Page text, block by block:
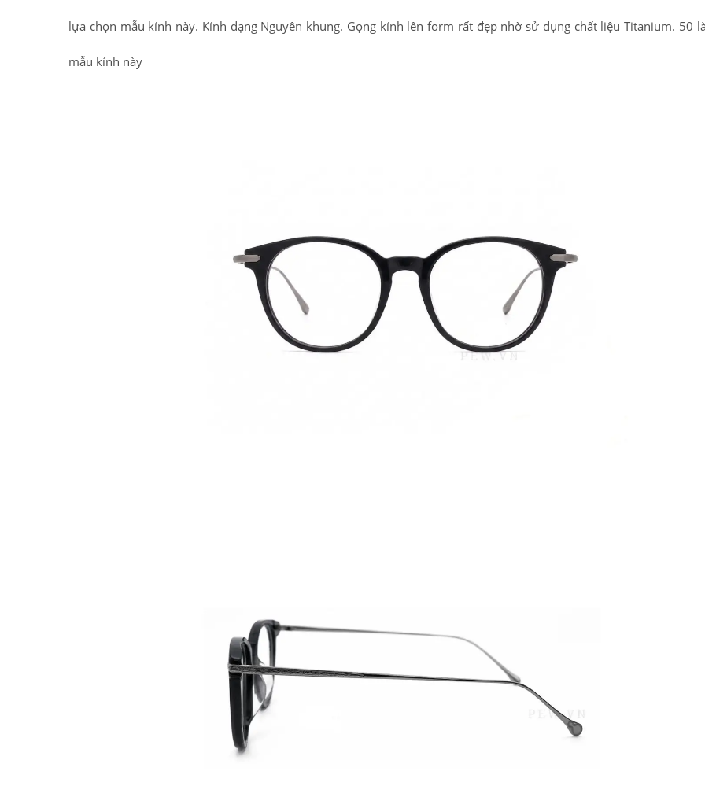
lựa chọn mẫu kính này. Kính dạng Nguyên khung. Gọng kính lên form rất đẹp nhờ sử dụng chất liệu Titanium. 50
mẫu kính này